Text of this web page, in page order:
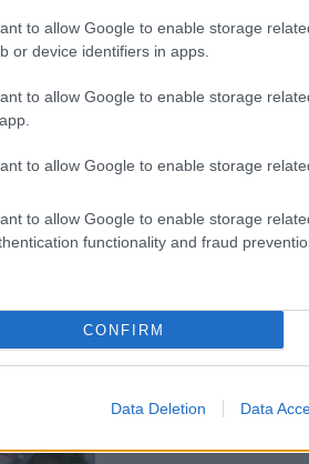
to allow Google to enable storage
or device identifiers in apps.
to allow Google to enable storage
to allow Google to enable storage
to allow Google to enable storage
functionality and fraud
CONFIRM
Data Deletion Data
πληρότητα 100% σε
τους ορεινούς
ιδιαίτερη
Travel|16.02.2023 07:30
Μεσολούρι: Το
επιβλητικούς
απέχει λίγα λεπτά
χιονοδρομικό
Ο τέλειος